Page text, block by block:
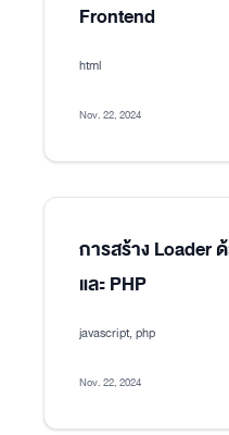
Frontend
html
Nov. 22, 2024
การสร้าง Loader
และ PHP
javascript, php
Nov. 22, 2024